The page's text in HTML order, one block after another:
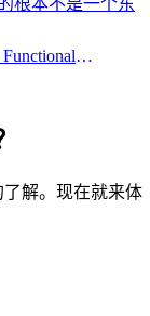
解。现在就来体